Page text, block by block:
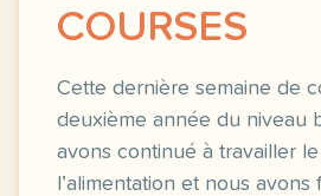
COURSES
Cette dernière semaine de
deuxième année du niveau
avons continué à travailler
l’alimentation et nous avons